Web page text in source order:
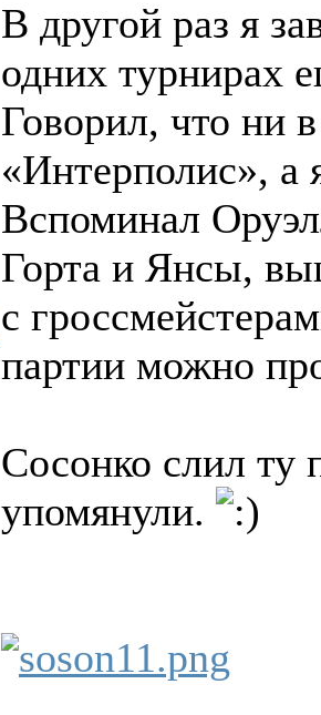
В другой раз я
одних турнирах
Говорил, что ни
«Интерполис», а
Вспоминал
Горта и Янсы,
с
партии можно
Сосонко слил ту
упомянули.